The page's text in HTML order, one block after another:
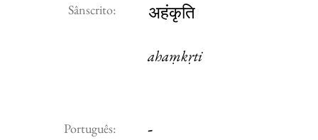
Sânscrito: अहंकृति
ahaṃkṛti
Português: -